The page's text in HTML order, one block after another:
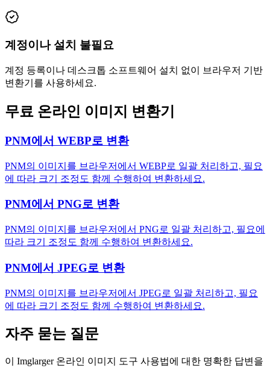
계정이나 설치 불필요
계정 등록이나 데스크톱 소프트웨어 설치 없이 브라우저 기반
변환기를 사용하세요.
무료 온라인 이미지 변환기
PNM에서 WEBP로 변환
PNM의 이미지를 브라우저에서 WEBP로 일괄 처리하고, 필요
에 따라 크기 조정도 함께 수행하여 변환하세요.
PNM에서 PNG로 변환
PNM의 이미지를 브라우저에서 PNG로 일괄 처리하고, 필요에
따라 크기 조정도 함께 수행하여 변환하세요.
PNM에서 JPEG로 변환
PNM의 이미지를 브라우저에서 JPEG로 일괄 처리하고, 필요
에 따라 크기 조정도 함께 수행하여 변환하세요.
자주 묻는 질문
이 Imglarger 온라인 이미지 도구 사용법에 대한 명확한 답변을